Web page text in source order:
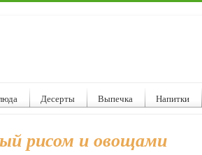
Десерты Выпечка Напитки
рисом и овощами